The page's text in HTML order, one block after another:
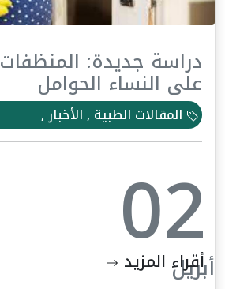
دراسة جديدة:
على النساء الحوامل
المقالات الطبية , الأخبار ,
02
أبريل
أقراء المزيد